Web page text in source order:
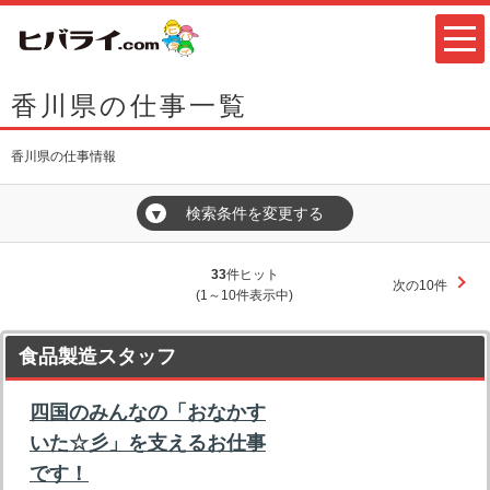
香川県の仕事一覧
香川県の仕事情報
▼ 検索条件を変更する
33件ヒット
(1～10件表示中)
次の10件
食品製造スタッフ
四国のみんなの「おなかす
いた☆彡」を支えるお仕事
です！